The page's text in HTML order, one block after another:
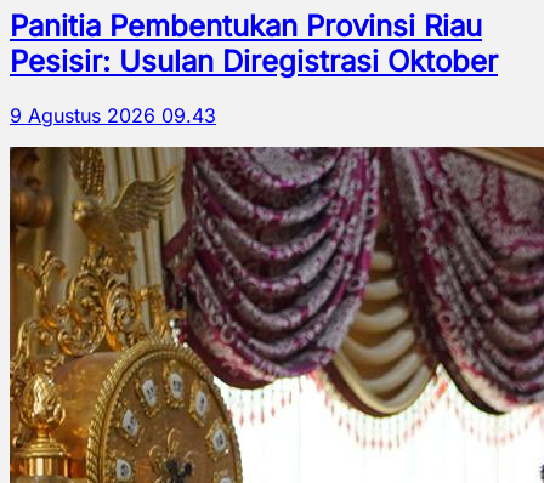
Panitia Pembentukan Provinsi Riau
Pesisir: Usulan Diregistrasi Oktober
9 Agustus 2026 09.43